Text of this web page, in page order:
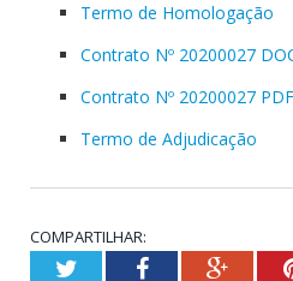
Termo de Homologação
Contrato Nº 20200027
Contrato Nº 20200027 PDF
Termo de Adjudicação
COMPARTILHAR:
TwitterFacebook